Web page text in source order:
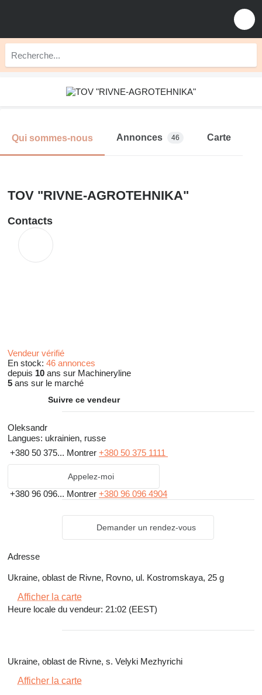
Qui sommes-nous Annonces 46 Carte
TOV "RIVNE-AGROTEHNIKA"
Contacts
Vendeur vérifié
En stock: 46 annonces
depuis 10 ans sur Machineryline
5 ans sur le marché
Suivre ce vendeur
Oleksandr
Langues: ukrainien, russe
+380 50 375... Montrer +380 50 375 1111
Appelez-moi
+380 96 096... Montrer +380 96 096 4904
Demander un rendez-vous
Adresse
Ukraine, oblast de Rivne, Rovno, ul. Kostromskaya, 25 g
Afficher la carte
Heure locale du vendeur: 21:02 (EEST)
Ukraine, oblast de Rivne, s. Velyki Mezhyrichi
Afficher la carte